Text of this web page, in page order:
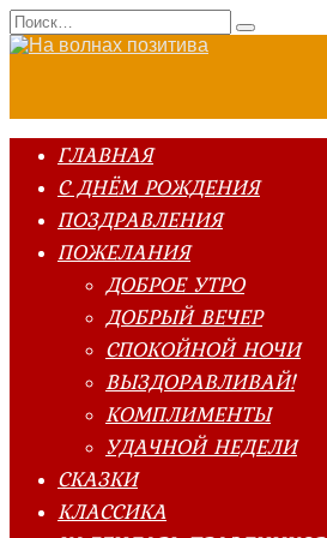
Перейти
к
Search
for:
ГЛАВНАЯ
С ДНЁМ РОЖДЕНИЯ
ПОЗДРАВЛЕНИЯ
ПОЖЕЛАНИЯ
ДОБРОЕ УТРО
ДОБРЫЙ ВЕЧЕР
СПОКОЙНОЙ НОЧИ
ВЫЗДОРАВЛИВАЙ!
КОМПЛИМЕНТЫ
УДАЧНОЙ НЕДЕЛИ
СКАЗКИ
КЛАССИКА